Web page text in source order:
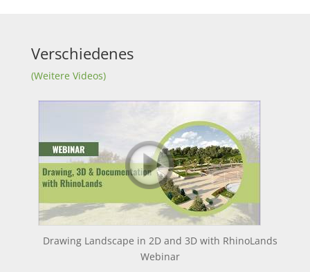
Verschiedenes
(Weitere Videos)
Drawing Landscape in 2D and 3D with RhinoLands
Webinar